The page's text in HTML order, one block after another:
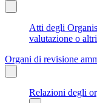
Atti degli
valutazione o
Organi di revisione
Relazioni degli